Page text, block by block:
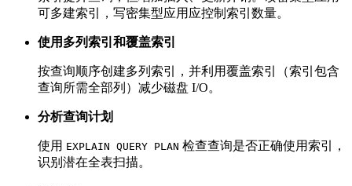
可多建索引，写密集型应用应控制索引数量。
使用多列索引和覆盖索引
按查询顺序创建多列索引，并利用覆盖索引（索引包含
查询所需全部列）减少磁盘 I/O。
分析查询计划
使用 EXPLAIN QUERY PLAN 检查查询是否正确使用索引，
识别潜在全表扫描。